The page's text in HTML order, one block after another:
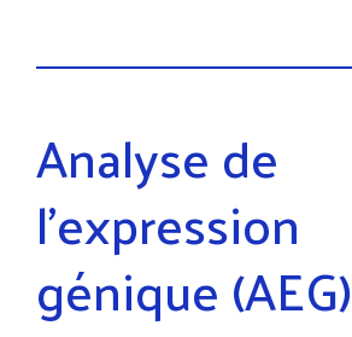
Analyse de
l’expression
génique (AEG)